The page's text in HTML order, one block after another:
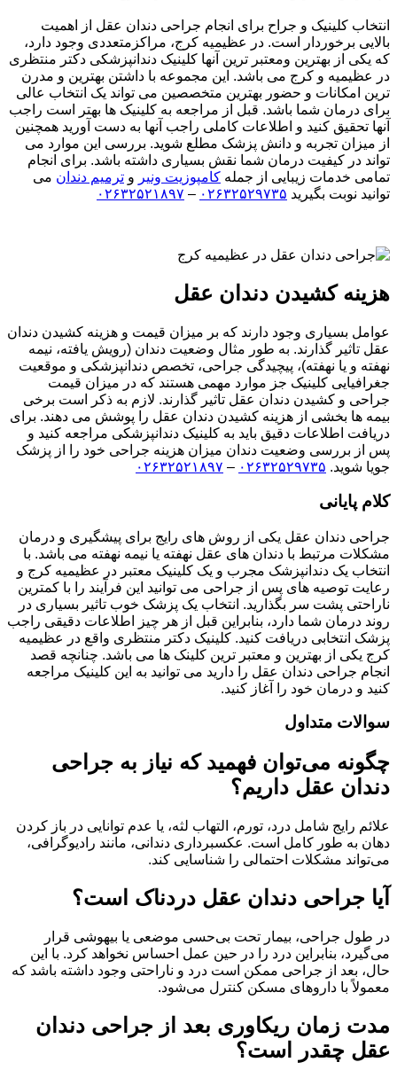
انتخاب کلینیک و جراح برای انجام جراحی دندان عقل از اهمیت
بالایی برخوردار است. در عظیمیه کرج، مراکزمتعددی وجود دارد،
که یکی از بهترین ومعتبر ترین آنها کلینیک دندانپزشکی دکتر منتظری
در عظیمیه و کرج می باشد. این مجموعه با داشتن بهترین و مدرن
ترین امکانات و حضور بهترین متخصصین می تواند یک انتخاب عالی
برای درمان شما باشد. قبل از مراجعه به کلینیک ها بهتر است راجب
آنها تحقیق کنید و اطلاعات کاملی راجب آنها به دست آورید همچنین
از میزان تجربه و دانش پزشک مطلع شوید. بررسی این موارد می
تواند در کیفیت درمان شما نقش بسیاری داشته باشد. برای انجام
تمامی خدمات زیبایی از جملهکامپوزیت ونیروترمیم دندانمی
توانید نوبت بگیرید۰۲۶۳۲۵۲۹۷۳۵–۰۲۶۳۲۵۲۱۸۹۷
هزینه کشیدن دندان عقل
عوامل بسیاری وجود دارند که بر میزان قیمت و هزینه کشیدن دندان
عقل تاثیر گذارند. به طور مثال وضعیت دندان (رویش یافته، نیمه
نهفته و یا نهفته)، پیچیدگی جراحی، تخصص دندانپزشکی و موقعیت
جغرافیایی کلینیک جز موارد مهمی هستند که در میزان قیمت
جراحی و کشیدن دندان عقل تاثیر گذارند. لازم به ذکر است برخی
بیمه ها بخشی از هزینه کشیدن دندان عقل را پوشش می دهند. برای
دریافت اطلاعات دقیق باید به کلینیک دندانپزشکی مراجعه کنید و
پس از بررسی وضعیت دندان میزان هزینه جراحی خود را از پزشک
جویا شوید.۰۲۶۳۲۵۲۹۷۳۵–۰۲۶۳۲۵۲۱۸۹۷
کلام پایانی
جراحی دندان عقل یکی از روش های رایج برای پیشگیری و درمان
مشکلات مرتبط با دندان های عقل نهفته یا نیمه نهفته می باشد. با
انتخاب یک دندانپزشک مجرب و یک کلینیک معتبر در عظیمیه کرج و
رعایت توصیه های پس از جراحی می توانید این فرآیند را با کمترین
ناراحتی پشت سر بگذارید. انتخاب یک پزشک خوب تاثیر بسیاری در
روند درمان شما دارد، بنابراین قبل از هر چیز اطلاعات دقیقی راجب
پزشک انتخابی دریافت کنید. کلینیک دکتر منتظری واقع در عظیمیه
کرج یکی از بهترین و معتبر ترین کلینک ها می باشد. چنانچه قصد
انجام جراحی دندان عقل را دارید می توانید به این کلینیک مراجعه
کنید و درمان خود را آغاز کنید.
سوالات متداول
چگونه می‌توان فهمید که نیاز به جراحی
دندان عقل داریم؟
علائم رایج شامل درد، تورم، التهاب لثه، یا عدم توانایی در باز کردن
دهان به طور کامل است. عکسبرداری دندانی، مانند رادیوگرافی،
می‌تواند مشکلات احتمالی را شناسایی کند.
آیا جراحی دندان عقل دردناک است؟
در طول جراحی، بیمار تحت بی‌حسی موضعی یا بیهوشی قرار
می‌گیرد، بنابراین درد را در حین عمل احساس نخواهد کرد. با این
حال، بعد از جراحی ممکن است درد و ناراحتی وجود داشته باشد که
معمولاً با داروهای مسکن کنترل می‌شود.
مدت زمان ریکاوری بعد از جراحی دندان
عقل چقدر است؟